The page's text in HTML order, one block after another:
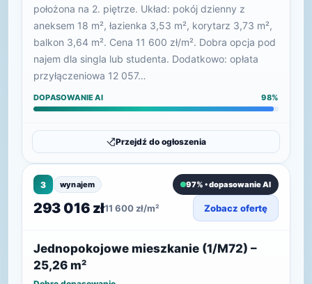
położona na 2. piętrze. Układ: pokój dzienny z
aneksem 18 m², łazienka 3,53 m², korytarz 3,73 m²,
balkon 3,64 m². Cena 11 600 zł/m². Dobra opcja pod
najem dla singla lub studenta. Dodatkowo: opłata
przyłączeniowa 12 057…
DOPASOWANIE AI 98%
Przejdź do ogłoszenia
3 wynajem 97% • dopasowanie AI
293 016 zł11 600 zł/m² Zobacz ofertę
Jednopokojowe mieszkanie (1/M72) –
25,26 m²